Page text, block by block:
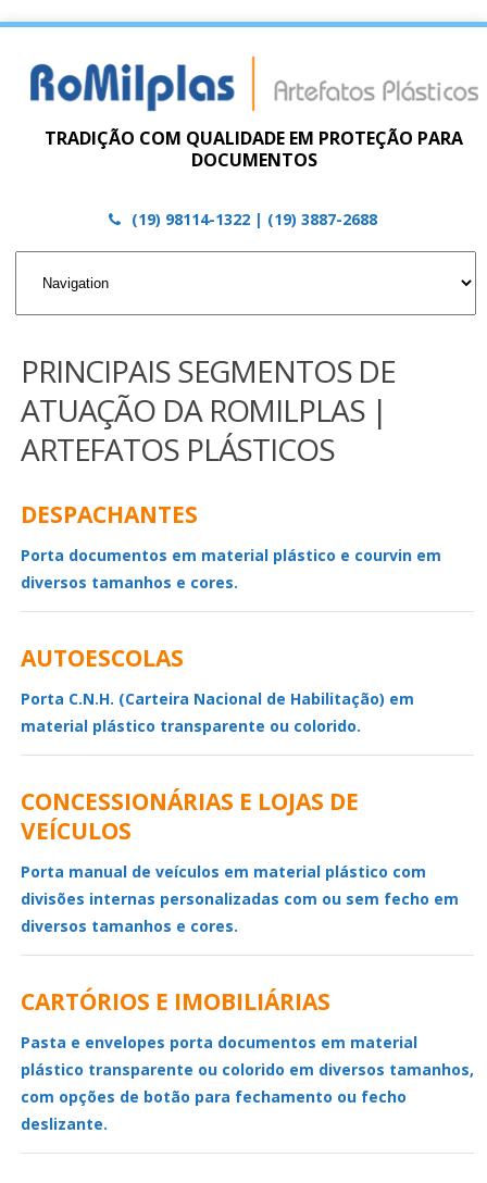
TRADIÇÃO COM QUALIDADE EM PROTEÇÃO PARA
DOCUMENTOS
(19) 98114-1322 | (19) 3887-2688
PRINCIPAIS SEGMENTOS DE
ATUAÇÃO DA ROMILPLAS |
ARTEFATOS PLÁSTICOS
DESPACHANTES
Porta documentos em material plástico e courvin em
diversos tamanhos e cores.
AUTOESCOLAS
Porta C.N.H. (Carteira Nacional de Habilitação) em
material plástico transparente ou colorido.
CONCESSIONÁRIAS E LOJAS DE
VEÍCULOS
Porta manual de veículos em material plástico com
divisões internas personalizadas com ou sem fecho em
diversos tamanhos e cores.
CARTÓRIOS E IMOBILIÁRIAS
Pasta e envelopes porta documentos em material
plástico transparente ou colorido em diversos tamanhos,
com opções de botão para fechamento ou fecho
deslizante.